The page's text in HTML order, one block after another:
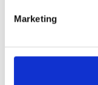
Marketing